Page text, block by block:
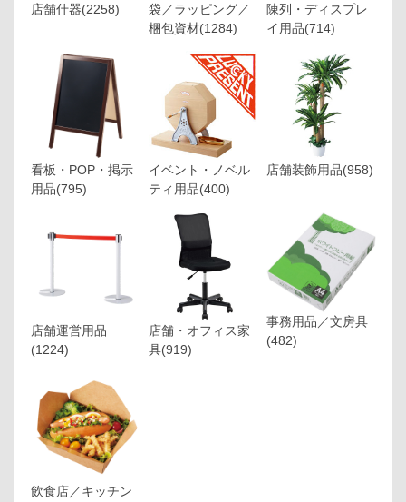
店舗什器(2258)
袋／ラッピング／
梱包資材(1284)
陳列・ディスプレ
イ用品(714)
看板・POP・掲示
用品(795)
イベント・ノベル
ティ用品(400)
店舗装飾用品(958)
店舗運営用品
(1224)
店舗・オフィス家
具(919)
事務用品／文房具
(482)
飲食店／キッチン